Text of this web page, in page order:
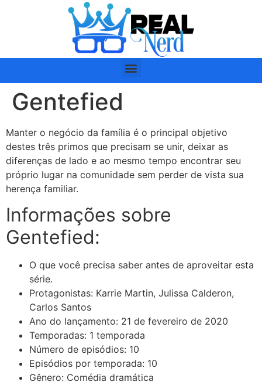
Gentefied
Manter o negócio da família é o principal objetivo
destes três primos que precisam se unir, deixar as
diferenças de lado e ao mesmo tempo encontrar seu
próprio lugar na comunidade sem perder de vista sua
herença familiar.
Informações sobre
Gentefied:
O que você precisa saber antes de aproveitar esta
série.
Protagonistas: Karrie Martin, Julissa Calderon,
Carlos Santos
Ano do lançamento: 21 de fevereiro de 2020
Temporadas: 1 temporada
Número de episódios: 10
Episódios por temporada: 10
Gênero: Comédia dramática